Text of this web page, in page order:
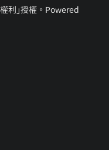
利｣授權。Powered